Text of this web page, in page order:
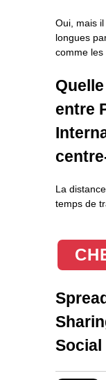
Oui, mais
longues
comme les
entre
La
temps de
Social